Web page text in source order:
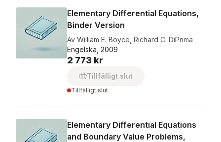
Elementary Differential Equations,
Binder Version
Av William E. Boyce Richard C. DiPrima
Engelska, 2009
2 773 kr
Tillfälligt slut
Tillfälligt slut
Elementary Differential Equations
and Boundary Value Problems,